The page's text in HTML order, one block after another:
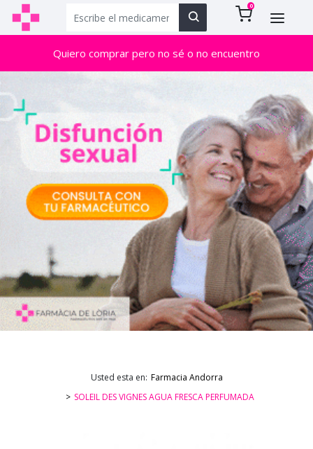
0
Quiero comprar pero no sé o no encuentro
Usted esta en: Farmacia Andorra
SOLEIL DES VIGNES AGUA FRESCA PERFUMADA